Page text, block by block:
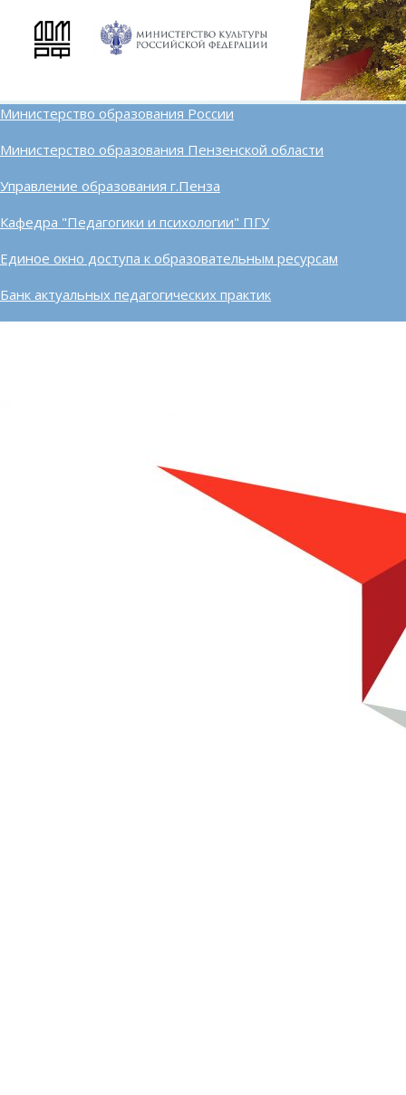
Министерство образования России
Министерство образования Пензенской области
Управление образования г.Пенза
Кафедра "Педагогики и психологии" ПГУ
Единое окно доступа к образовательным ресурсам
Банк актуальных педагогических практик